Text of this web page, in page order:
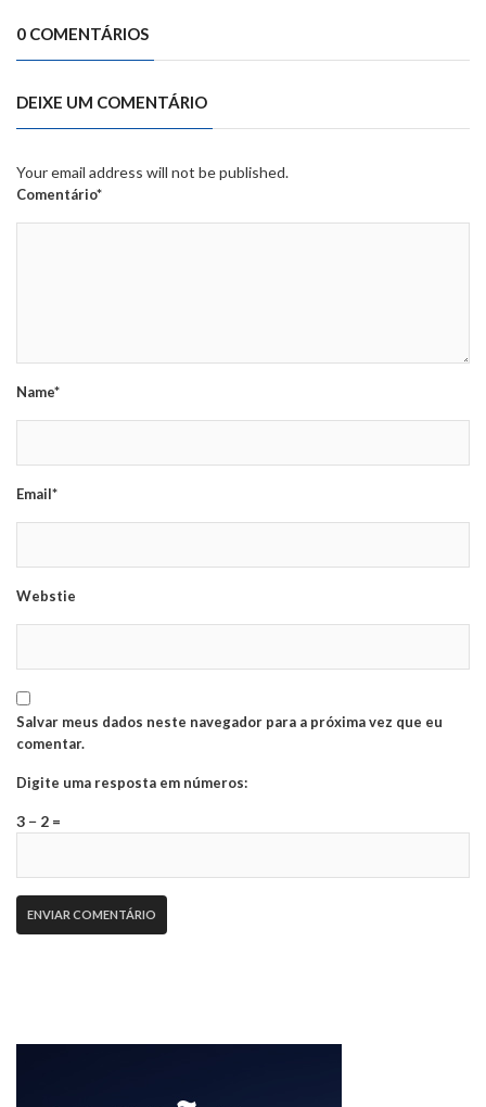
0 COMENTÁRIOS
DEIXE UM COMENTÁRIO
Your email address will not be published.
Comentário*
Name*
Email*
Webstie
Salvar meus dados neste navegador para a próxima vez que eu
comentar.
Digite uma resposta em números:
3 − 2 =